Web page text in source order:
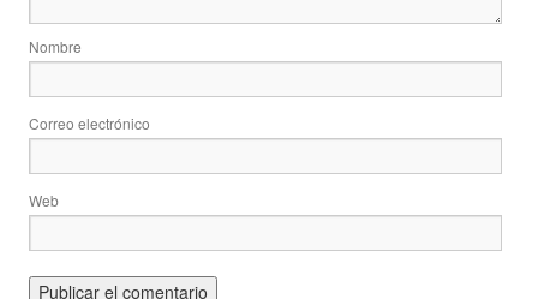
Nombre
Correo electrónico
Web